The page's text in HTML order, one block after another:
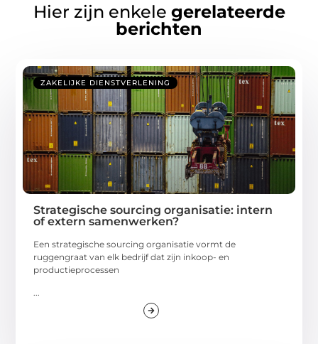
Hier zijn enkele gerelateerde
berichten
ZAKELIJKE DIENSTVERLENING
Strategische sourcing organisatie: intern
of extern samenwerken?
Een strategische sourcing organisatie vormt de
ruggengraat van elk bedrijf dat zijn inkoop- en
productieprocessen
...